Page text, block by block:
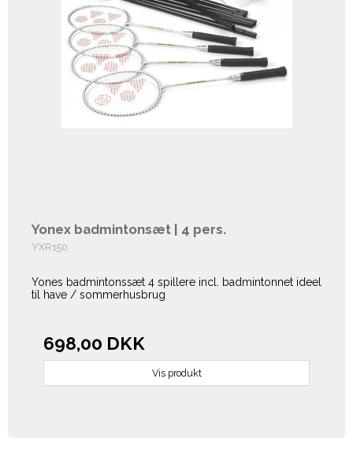
Yonex badmintonsæt | 4 pers.
YXR150
Yones badmintonssæt 4 spillere incl. badmintonnet ideel
til have / sommerhusbrug
698,00 DKK
Vis produkt